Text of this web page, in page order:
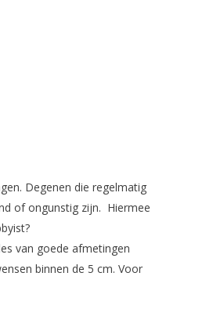
Degenen die regelmatig
of ongunstig zijn. Hiermee
van goede afmetingen
binnen de 5 cm. Voor